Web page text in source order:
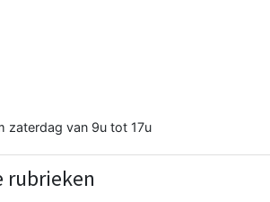
zaterdag van 9u tot 17u
rubrieken